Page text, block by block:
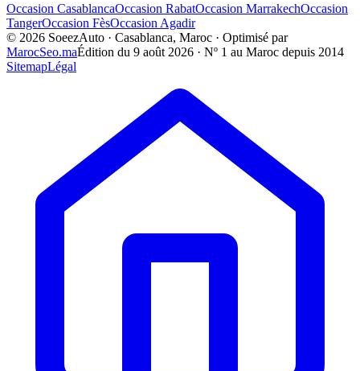
Occasion CasablancaOccasion RabatOccasion MarrakechOccasion
TangerOccasion FèsOccasion Agadir
© 2026 SoeezAuto · Casablanca, Maroc · Optimisé par
MarocSeo.maÉdition du 9 août 2026 · Nº 1 au Maroc depuis 2014
SitemapLégal